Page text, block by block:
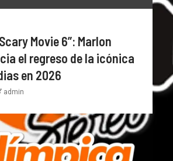
Movie 6”: Marlon
el regreso de la icónica
en 2026
admin